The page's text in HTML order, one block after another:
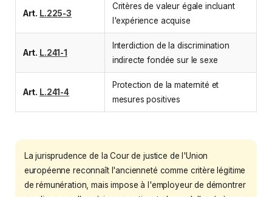
Art. L.225-3
Critères de valeur égale incluant
l'expérience acquise
Art. L.241-1
Interdiction de la discrimination
indirecte fondée sur le sexe
Art. L.241-4
Protection de la maternité et
mesures positives
La jurisprudence de la Cour de justice de l'Union
européenne reconnaît l'ancienneté comme critère légitime
de rémunération, mais impose à l'employeur de démontrer